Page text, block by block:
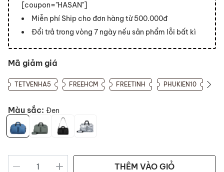
[coupon="HASAN"]
Miễn phí Ship cho đơn hàng từ 500.000đ
Đổi trả trong vòng 7 ngày nếu sản phẩm lỗi bất kì
Mã giảm giá
TETVENHA5 FREEHCM FREETINH PHUKIEN10
Màu sắc: Đen
THÊM VÀO GIỎ